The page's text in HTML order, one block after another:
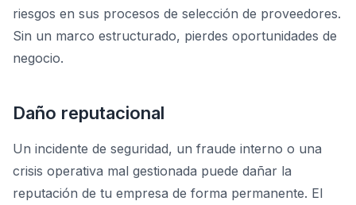
riesgos en sus procesos de selección de proveedores.
Sin un marco estructurado, pierdes oportunidades de
negocio.
Daño reputacional
Un incidente de seguridad, un fraude interno o una
crisis operativa mal gestionada puede dañar la
reputación de tu empresa de forma permanente. El